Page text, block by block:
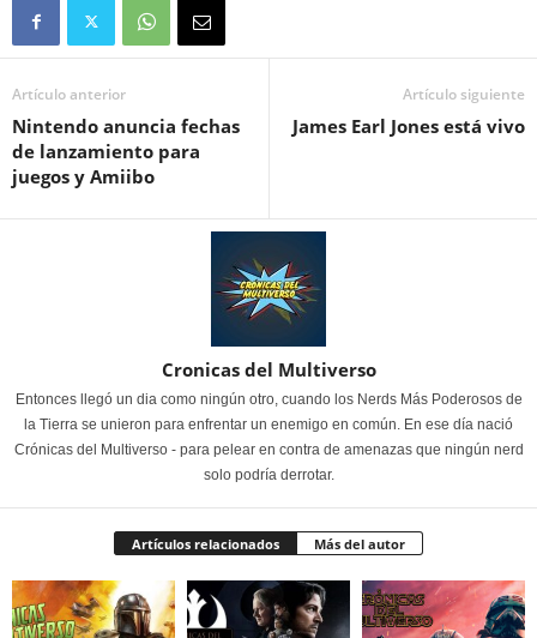
Artículo anterior
Nintendo anuncia fechas
de lanzamiento para
juegos y Amiibo
Artículo siguiente
James Earl Jones está vivo
Cronicas del Multiverso
Entonces llegó un dia como ningún otro, cuando los Nerds Más Poderosos de
la Tierra se unieron para enfrentar un enemigo en común. En ese día nació
Crónicas del Multiverso - para pelear en contra de amenazas que ningún nerd
solo podría derrotar.
Artículos relacionados Más del autor